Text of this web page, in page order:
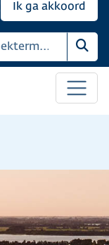
Ik ga akkoord